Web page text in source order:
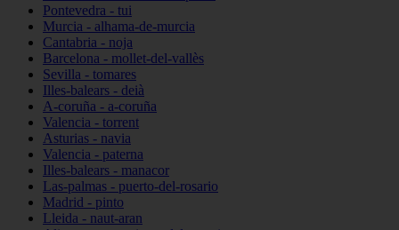
Pontevedra - tui
Murcia - alhama-de-murcia
Cantabria - noja
Barcelona - mollet-del-vallès
Sevilla - tomares
Illes-balears - deià
A-coruña - a-coruña
Valencia - torrent
Asturias - navia
Valencia - paterna
Illes-balears - manacor
Las-palmas - puerto-del-rosario
Madrid - pinto
Lleida - naut-aran